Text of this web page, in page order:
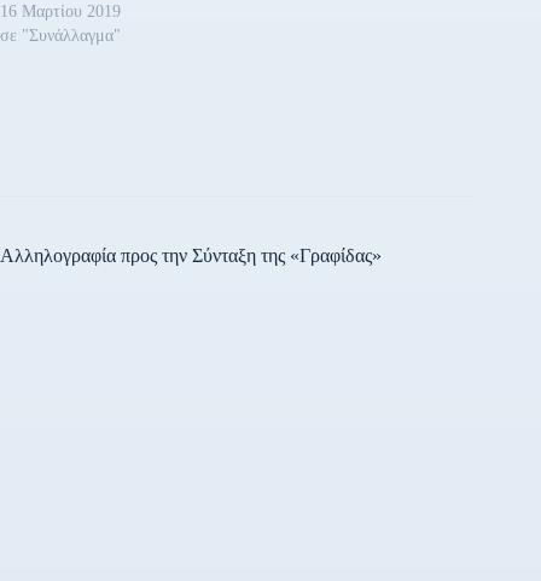
16 Μαρτίου 2019
σε "Συνάλλαγμα"
Αλληλογραφία προς την Σύνταξη της «Γραφίδας»